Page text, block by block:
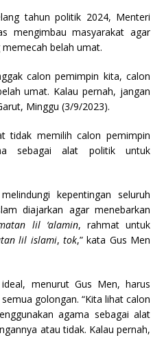
tahun politik 2024, Menteri
mengimbau masyarakat agar
belah umat.
calon pemimpin kita, calon
umat. Kalau pernah, jangan
Minggu (3/9/2023).
tidak memilih calon pemimpin
sebagai alat politik untuk
kepentingan seluruh
diajarkan agar menebarkan
lil ‘alamin, rahmat untuk
lil islami,tok,” kata Gus Men
menurut Gus Men, harus
golongan. “Kita lihat calon
agama sebagai alat
atau tidak. Kalau pernah,